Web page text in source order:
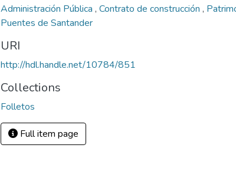
Administración Pública , Contrato de construcción ,
Puentes de Santander
URI
http://hdl.handle.net/10784/851
Collections
Folletos
Full item page